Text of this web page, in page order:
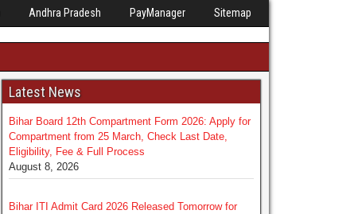
Andhra Pradesh PayManager Sitemap
Latest News
Bihar Board 12th Compartment Form 2026: Apply for
Compartment from 25 March, Check Last Date,
Eligibility, Fee & Full Process
August 8, 2026
Bihar ITI Admit Card 2026 Released Tomorrow for